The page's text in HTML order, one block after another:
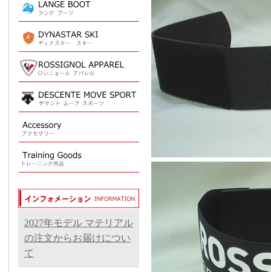
2027年モデル マテリアル
の注文からお届けについ
て